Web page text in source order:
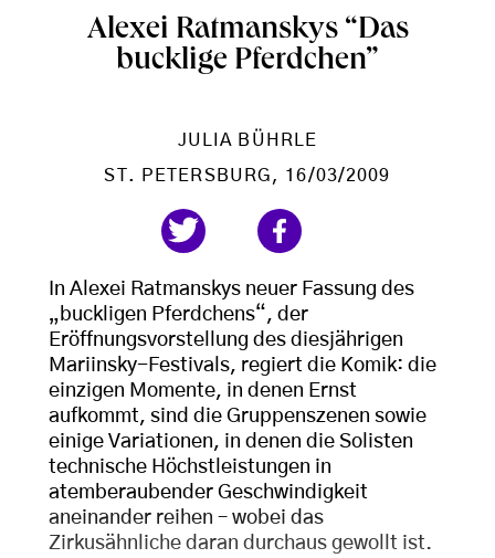
Alexei Ratmanskys “Das
bucklige Pferdchen”
JULIA BÜHRLE
ST. PETERSBURG , 16/03/2009
In Alexei Ratmanskys neuer Fassung des
„buckligen Pferdchens“, der
Eröffnungsvorstellung des diesjährigen
Mariinsky-Festivals, regiert die Komik: die
einzigen Momente, in denen Ernst
aufkommt, sind die Gruppenszenen sowie
einige Variationen, in denen die Solisten
technische Höchstleistungen in
atemberaubender Geschwindigkeit
aneinander reihen – wobei das
Zirkusähnliche daran durchaus gewollt ist.